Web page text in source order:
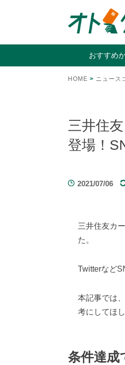
おすすめ
HOME > ニュース
三井住
登場！
2021/07/06
三井住友カ
た。
Twitterなど
本記事では
考にしてほし
条件達成